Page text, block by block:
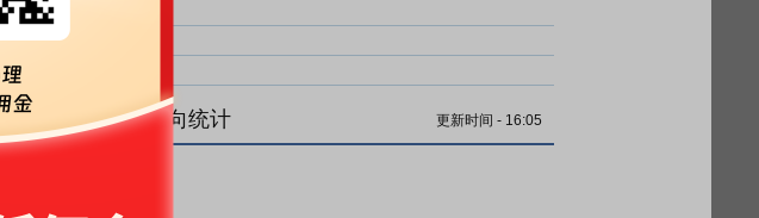
盘后资金流向统计 更新时间 - 16:05